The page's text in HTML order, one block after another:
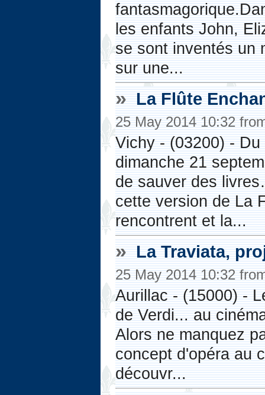
les enfants John,
se sont inventés un
sur une...
» La Flûte
25 May 2014 10:32
Vichy - (03200) -
dimanche 21
de sauver des
cette version de La
rencontrent et la...
» La Traviata,
25 May 2014 10:32
Aurillac - (15000) -
de Verdi... au
Alors ne manquez
concept d'opéra au
découvr...